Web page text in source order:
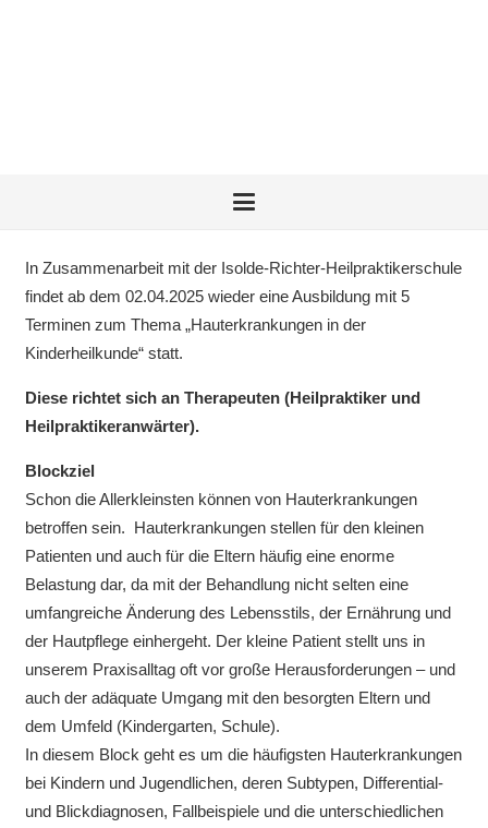
In Zusammenarbeit mit der Isolde-Richter-Heilpraktikerschule
findet ab dem 02.04.2025 wieder eine Ausbildung mit 5
Terminen zum Thema „Hauterkrankungen in der
Kinderheilkunde“ statt.
Diese richtet sich an Therapeuten (Heilpraktiker und
Heilpraktikeranwärter).
Blockziel
Schon die Allerkleinsten können von Hauterkrankungen
betroffen sein. Hauterkrankungen stellen für den kleinen
Patienten und auch für die Eltern häufig eine enorme
Belastung dar, da mit der Behandlung nicht selten eine
umfangreiche Änderung des Lebensstils, der Ernährung und
der Hautpflege einhergeht. Der kleine Patient stellt uns in
unserem Praxisalltag oft vor große Herausforderungen – und
auch der adäquate Umgang mit den besorgten Eltern und
dem Umfeld (Kindergarten, Schule).
In diesem Block geht es um die häufigsten Hauterkrankungen
bei Kindern und Jugendlichen, deren Subtypen, Differential-
und Blickdiagnosen, Fallbeispiele und die unterschiedlichen